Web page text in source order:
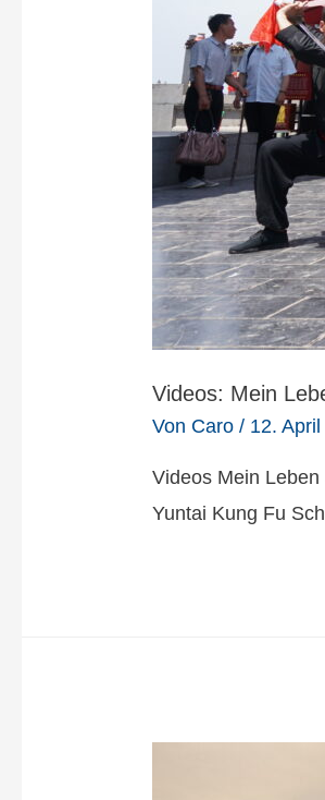
Videos: Mein
Von Caro / 12.
Videos Mein
Yuntai Kung Fu